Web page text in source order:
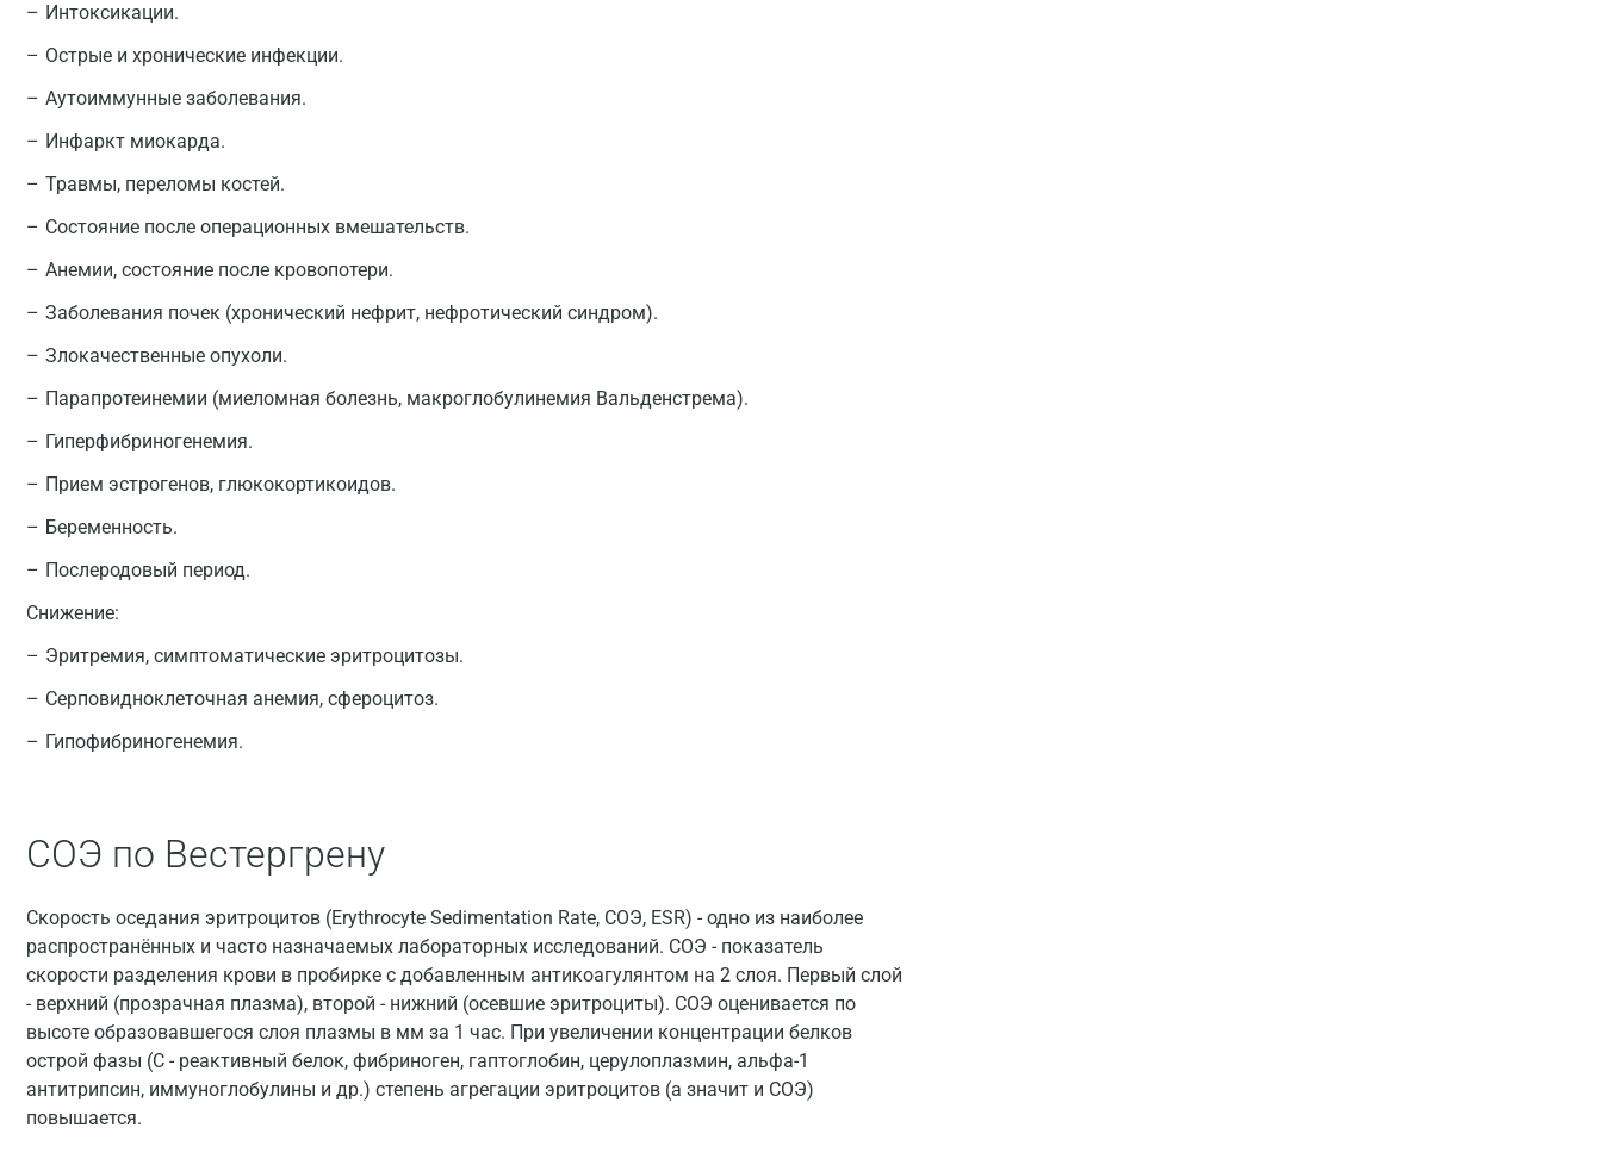
Интоксикации.
Острые и хронические инфекции.
Аутоиммунные заболевания.
Инфаркт миокарда.
Травмы, переломы костей.
Состояние после операционных вмешательств.
Анемии, состояние после кровопотери.
Заболевания почек (хронический нефрит, нефротический синдром).
Злокачественные опухоли.
Парапротеинемии (миеломная болезнь, макроглобулинемия Вальденстрема).
Гиперфибриногенемия.
Прием эстрогенов, глюкокортикоидов.
Беременность.
Послеродовый период.
Снижение:
Эритремия, симптоматические эритроцитозы.
Серповидноклеточная анемия, сфероцитоз.
Гипофибриногенемия.
СОЭ по Вестергрену
Скорость оседания эритроцитов (Erythrocyte Sedimentation Rate, СОЭ, ESR) - одно из наиболее
распространённых и часто назначаемых лабораторных исследований. СОЭ - показатель
скорости разделения крови в пробирке с добавленным антикоагулянтом на 2 слоя. Первый слой
- верхний (прозрачная плазма), второй - нижний (осевшие эритроциты). СОЭ оценивается по
высоте образовавшегося слоя плазмы в мм за 1 час. При увеличении концентрации белков
острой фазы (С - реактивный белок, фибриноген, гаптоглобин, церулоплазмин, альфа-1
антитрипсин, иммуноглобулины и др.) степень агрегации эритроцитов (а значит и СОЭ)
повышается.
Домодедово
Кемерово
Ковров
Коломна
Королев